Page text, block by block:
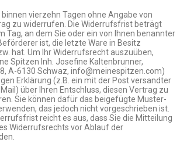
vierzehn Tagen ohne Angabe von
zu widerrufen. Die Widerrufsfrist beträgt
Tag, an dem Sie oder ein von Ihnen benannter
ist, die letzte Ware in Besitz
hat. Um Ihr Widerrufsrecht auszuüben,
Spitzen Inh. Josefine Kaltenbrunner,
A-6130 Schwaz, info@meinespitzen.com)
Erklärung (z.B. ein mit der Post versandter
über Ihren Entschluss, diesen Vertrag zu
Sie können dafür das beigefügte Muster-
das jedoch nicht vorgeschrieben ist.
reicht es aus, dass Sie die Mitteilung
Widerrufsrechts vor Ablauf der